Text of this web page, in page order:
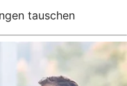
tauschen